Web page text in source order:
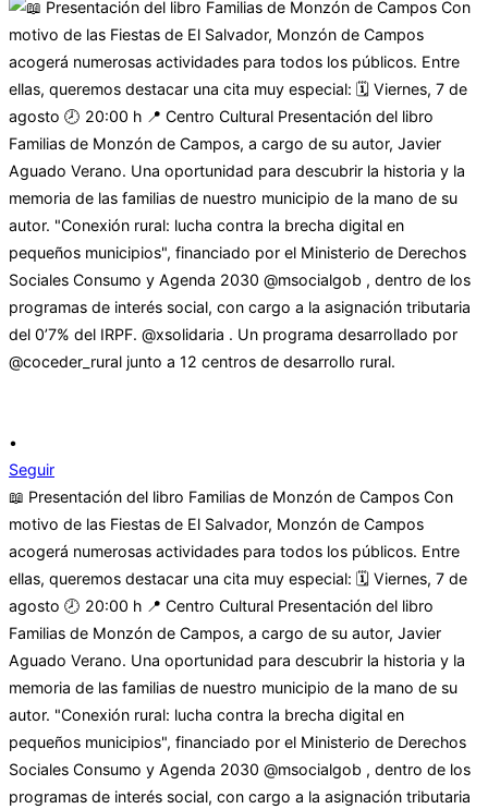
•
Seguir
📖 Presentación del libro Familias de Monzón de Campos Con
motivo de las Fiestas de El Salvador, Monzón de Campos
acogerá numerosas actividades para todos los públicos. Entre
ellas, queremos destacar una cita muy especial: 🗓 Viernes, 7 de
agosto 🕗 20:00 h 📍 Centro Cultural Presentación del libro
Familias de Monzón de Campos, a cargo de su autor, Javier
Aguado Verano. Una oportunidad para descubrir la historia y la
memoria de las familias de nuestro municipio de la mano de su
autor. "Conexión rural: lucha contra la brecha digital en
pequeños municipios", financiado por el Ministerio de Derechos
Sociales Consumo y Agenda 2030 @msocialgob , dentro de los
programas de interés social, con cargo a la asignación tributaria